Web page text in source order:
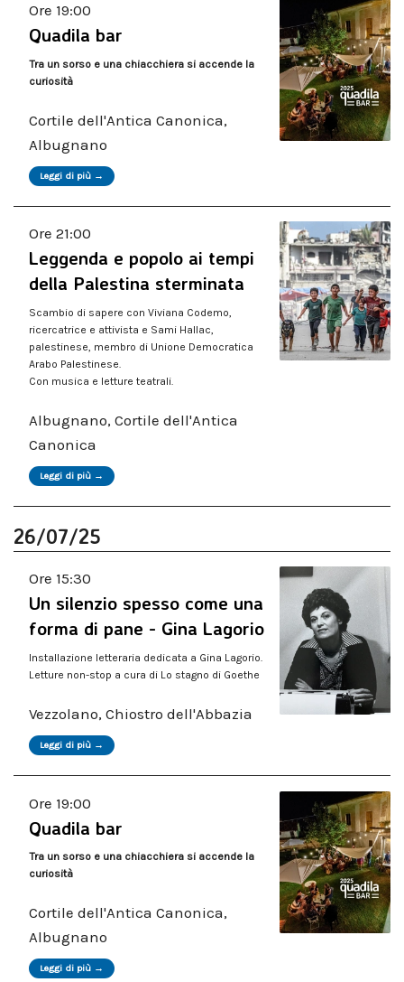
Ore 19:00
Quadila bar
Tra un sorso e una chiacchiera si accende la
curiosità
Cortile dell'Antica Canonica,
Albugnano
Leggi di più →
Ore 21:00
Leggenda e popolo ai tempi
della Palestina sterminata
Scambio di sapere con Viviana Codemo,
ricercatrice e attivista e Sami Hallac,
palestinese, membro di Unione Democratica
Arabo Palestinese.
Con musica e letture teatrali.
Albugnano, Cortile dell'Antica
Canonica
Leggi di più →
26/07/25
Ore 15:30
Un silenzio spesso come una
forma di pane - Gina Lagorio
Installazione letteraria dedicata a Gina Lagorio.
Letture non-stop a cura di Lo stagno di Goethe
Vezzolano, Chiostro dell'Abbazia
Leggi di più →
Ore 19:00
Quadila bar
Tra un sorso e una chiacchiera si accende la
curiosità
Cortile dell'Antica Canonica,
Albugnano
Leggi di più →